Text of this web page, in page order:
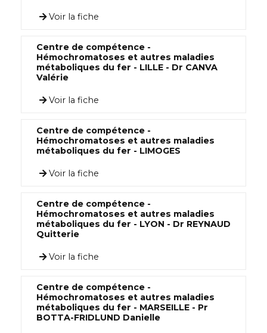
Voir la fiche
Centre de compétence -
Hémochromatoses et autres maladies
métaboliques du fer - LILLE - Dr CANVA
Valérie
Voir la fiche
Centre de compétence -
Hémochromatoses et autres maladies
métaboliques du fer - LIMOGES
Voir la fiche
Centre de compétence -
Hémochromatoses et autres maladies
métaboliques du fer - LYON - Dr REYNAUD
Quitterie
Voir la fiche
Centre de compétence -
Hémochromatoses et autres maladies
métaboliques du fer - MARSEILLE - Pr
BOTTA-FRIDLUND Danielle